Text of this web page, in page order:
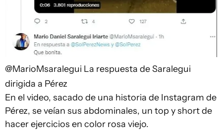
@MarioMsaralegui La respuesta de Saralegui
dirigida a Pérez
En el video, sacado de una historia de Instagram de
Pérez, se veían sus abdominales, un top y short de
hacer ejercicios en color rosa viejo.